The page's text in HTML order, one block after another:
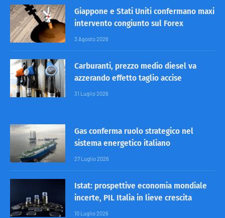
Giappone e Stati Uniti confermano maxi
intervento congiunto sul Forex
3 Agosto 2026
Carburanti, prezzo medio diesel va
azzerando effetto taglio accise
31 Luglio 2026
Gas conferma ruolo strategico nel
sistema energetico italiano
27 Luglio 2026
Istat: prospettive economia mondiale
incerte, PIL Italia in lieve crescita
10 Luglio 2026